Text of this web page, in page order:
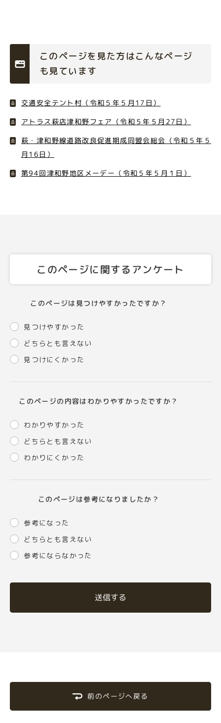
このページを見た方はこんなページ
も見ています
交通安全テント村（令和５年５月17日）
アトラス萩店津和野フェア（令和５年５月27日）
萩・津和野線道路改良促進期成同盟会総会（令和５年５
月16日）
第94回津和野地区メーデー（令和５年５月１日）
このページに関するアンケート
このページは見つけやすかったですか？
見つけやすかった
どちらとも言えない
見つけにくかった
このページの内容はわかりやすかったですか？
わかりやすかった
どちらとも言えない
わかりにくかった
このページは参考になりましたか？
参考になった
どちらとも言えない
参考にならなかった
送信する
前のページへ戻る